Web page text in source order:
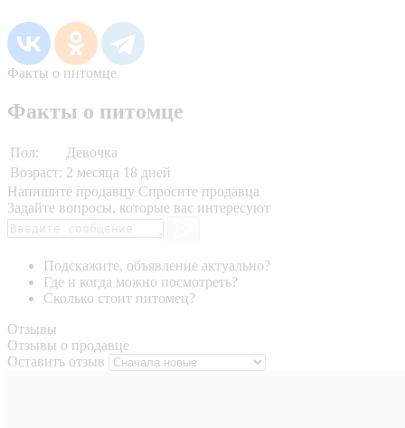
Факты о питомце
Факты о питомце
Пол:
Девочка
Возраст: 2 месяца 18 дней
Напишите продавцу Спросите продавца
Задайте вопросы, которые вас интересуют
Подскажите, объявление актуально?
Где и когда можно посмотреть?
Сколько стоит питомец?
Отзывы
Отзывы о продавце
Оставить отзыв